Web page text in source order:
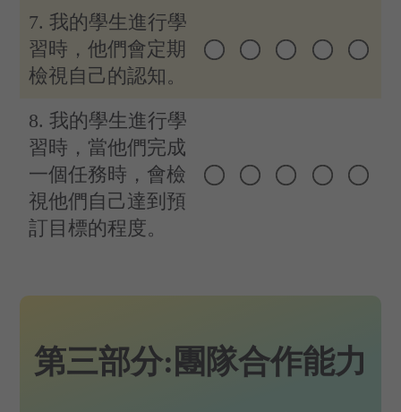
7. 我的學生進行學
習時，他們會定期
檢視自己的認知。
8. 我的學生進行學
習時，當他們完成
一個任務時，會檢
視他們自己達到預
訂目標的程度。
第三部分:團隊合作能力